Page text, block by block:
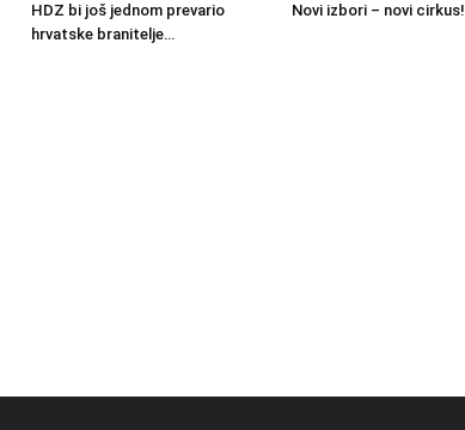
HDZ bi još jednom prevario
hrvatske branitelje…
Novi izbori – novi cirkus!